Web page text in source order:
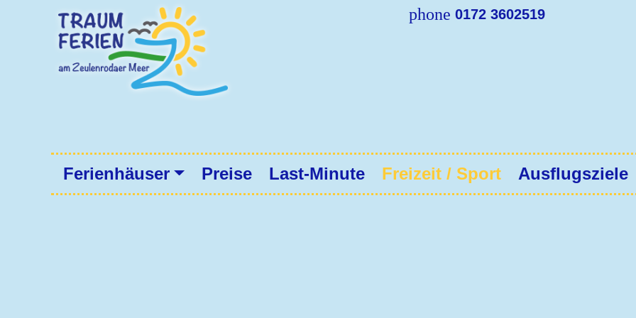
Direkt
phone 0172 3602519
Hauptnavigation
Ferienhäuser Preise Last-Minute Freizeit / Sport Ausflugsziele